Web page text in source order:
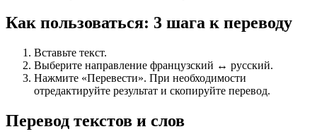
Как пользоваться: 3 шага к переводу
Вставьте текст.
Выберите направление французский ↔ русский.
Нажмите «Перевести». При необходимости
отредактируйте результат и скопируйте перевод.
Перевод текстов и слов